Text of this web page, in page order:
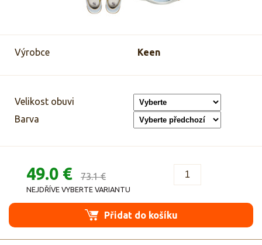
Výrobce Keen
Velikost obuvi
Barva
49.0 € 73.1 €
NEJDŘÍVE VYBERTE VARIANTU
Přidat do košíku